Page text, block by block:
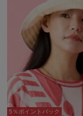
5％ポイントバック